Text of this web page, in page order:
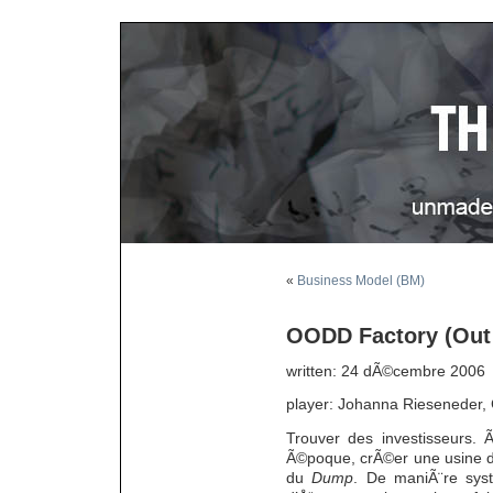
« Business Model (BM)
OODD Factory
written: 24 dÃ©cembre 2006
player: Johanna Rieseneder,
Trouver des investisseurs.
Ã©poque, crÃ©er une usine
duDump . De maniÃ¨re